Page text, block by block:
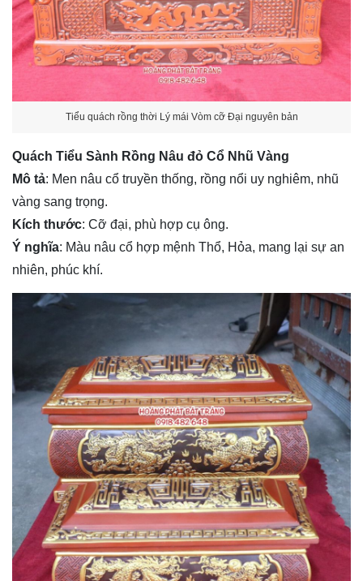
Tiểu quách rồng thời Lý mái Vòm cỡ Đại nguyên bản
Quách Tiểu Sành Rồng Nâu đỏ Cổ Nhũ Vàng
Mô tả: Men nâu cổ truyền thống, rồng nổi uy nghiêm, nhũ
vàng sang trọng.
Kích thước: Cỡ đại, phù hợp cụ ông.
Ý nghĩa: Màu nâu cổ hợp mệnh Thổ, Hỏa, mang lại sự an
nhiên, phúc khí.